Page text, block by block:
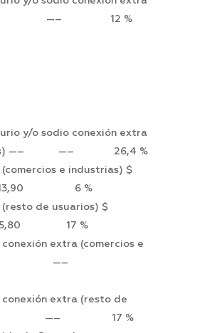
—– —– 12 %
y/o sodio conexión extra
—– —– 26,4 %
(comercios e industrias) $
6 %
(resto de usuarios) $
17 %
conexión extra (comercios e
—– —–
conexión extra (resto de
—– —– 17 %